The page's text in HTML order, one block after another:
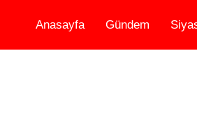
Anasayfa Gündem